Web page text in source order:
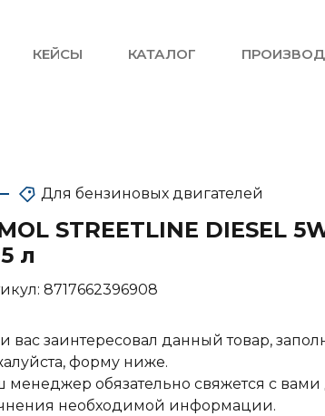
КЕЙСЫ КАТАЛОГ
Для бензиновых двигателей
STREETLINE DIESEL
л
8717662396908
вас заинтересовал данный товар,
форму ниже.
менеджер обязательно свяжется с вами
необходимой информации.